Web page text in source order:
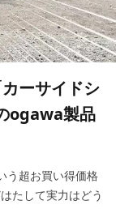
ーサイドシ
ogawa製品
う超お買い得価格
たして実力はどう